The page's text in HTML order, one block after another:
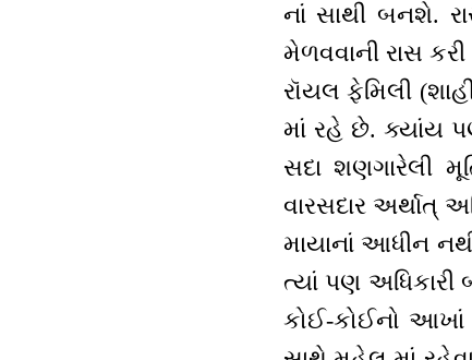
નાં સાથી બનશે.
મેળવવાની રાસ
રૉયલ ફેમિલી
માં રહે છે. ક્યાંય
સદા શણગારેલી
વારસદાર અર્થાત્
માયાનાં આધીન
ત્યાં પણ
કોઈ-કોઈનો આખાં